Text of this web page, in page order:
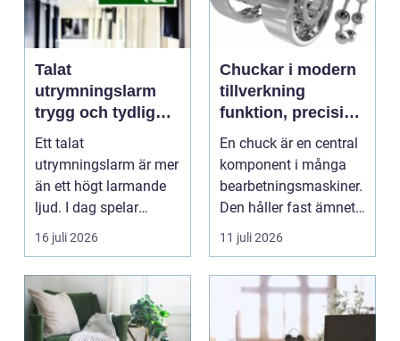
Talat
utrymningslarm
trygg och tydlig
vägledning vid kris
Ett talat
utrymningslarm är mer
än ett högt larmande
ljud. I dag spelar
tydliga
röstmeddelanden en
a...
16 juli 2026
Chuckar i modern
tillverkning
funktion, precision
och smarta val
En chuck är en central
komponent i många
bearbetningsmaskiner.
Den håller fast ämnet
eller verktyget...
11 juli 2026